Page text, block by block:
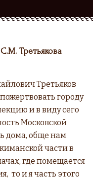
Третьякова
Третьяков
городу
и в виду сего
Московской
дома, обще нам
части в
где помещается
то и я часть этого